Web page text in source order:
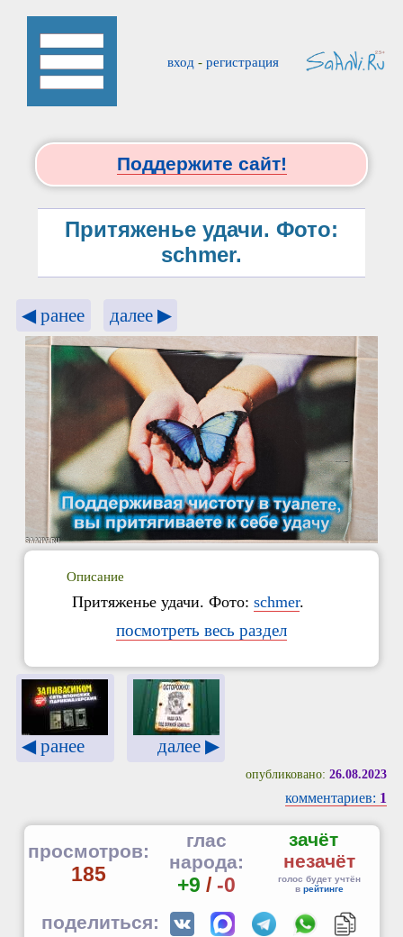
вход - регистрация
Поддержите сайт!
Притяженье удачи. Фото:
schmer.
◀ ранее далее ▶
Описание
Притяженье удачи. Фото: schmer.
посмотреть весь раздел
◀ ранее далее ▶
опубликовано: 26.08.2023
комментариев: 1
просмотров:
185
глас
народа:
+9 / -0
зачёт
незачёт
голос будет учтён
в рейтинге
поделиться: